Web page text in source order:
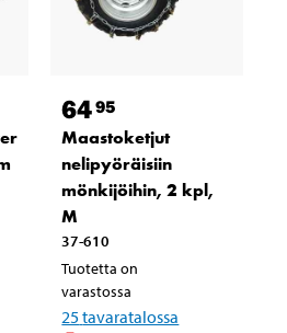
6495
Maastoketjut
nelipyöräisiin
mönkijöihin, 2 kpl,
M
37-610
Tuotetta on
varastossa
25tavaratalossa